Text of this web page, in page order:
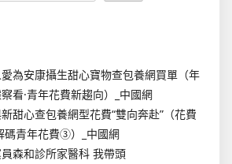
為安康攝生甜心寶物查包養網買單（年
看·青年花費新趨向）_中國網
甜心查包養網型花費“雙向奔赴”（花費
碼青年花費③）_中國網
森和診所家醫科 我帶頭